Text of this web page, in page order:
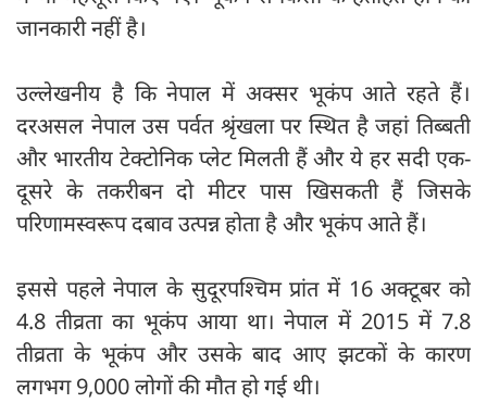
जानकारी नहीं है।
उल्लेखनीय है कि नेपाल में अक्सर भूकंप आते रहते हैं।
दरअसल नेपाल उस पर्वत श्रृंखला पर स्थित है जहां तिब्बती
और भारतीय टेक्टोनिक प्लेट मिलती हैं और ये हर सदी एक-
दूसरे के तकरीबन दो मीटर पास खिसकती हैं जिसके
परिणामस्वरूप दबाव उत्पन्न होता है और भूकंप आते हैं।
इससे पहले नेपाल के सुदूरपश्चिम प्रांत में 16 अक्टूबर को
4.8 तीव्रता का भूकंप आया था। नेपाल में 2015 में 7.8
तीव्रता के भूकंप और उसके बाद आए झटकों के कारण
लगभग 9,000 लोगों की मौत हो गई थी।